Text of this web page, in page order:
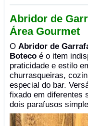
Abridor de
Área Gourmet
O Abridor de
Boteco é o item
praticidade e estilo
churrasqueiras,
especial do bar.
fixado em diferentes
dois parafusos